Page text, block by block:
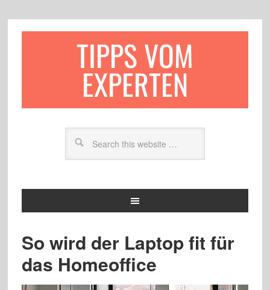
TIPPS VOM
EXPERTEN
So wird der Laptop fit für
das Homeoffice